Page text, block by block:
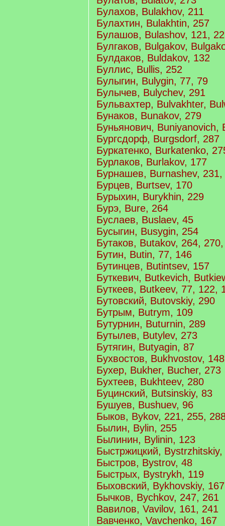
Булахов, Bulakhov, 211
Булахтин, Bulakhtin, 257
Булашов, Bulashov, 121,
Булгаков, Bulgakov,
Булдаков, Buldakov, 132
Буллис, Bullis, 252
Булыгин, Bulygin, 77, 79
Булычев, Bulychev, 291
Бульвахтер, Bulvakhter,
Бунаков, Bunakov, 279
Буньянович, Buniyanovich,
Бургсдорф, Burgsdorf, 287
Буркатенко, Burkatenko,
Бурлаков, Burlakov, 177
Бурнашев, Burnashev, 231,
Бурцев, Burtsev, 170
Бурыхин, Burykhin, 229
Бурэ, Bure, 264
Буслаев, Buslaev, 45
Бусыгин, Busygin, 254
Бутаков, Butakov, 264,
Бутин, Butin, 77, 146
Бутинцев, Butintsev, 157
Буткевич, Butkevich,
Буткеев, Butkeev, 77, 122,
Бутовский, Butovskiy, 290
Бутрым, Butrym, 109
Бутурнин, Buturnin, 289
Бутылев, Butylev, 273
Бутягин, Butyagin, 87
Бухвостов, Bukhvostov, 148
Бухер, Bukher, Bucher, 273
Бухтеев, Bukhteev, 280
Буцинский, Butsinskiy, 83
Бушуев, Bushuev, 96
Быков, Bykov, 221, 255,
Былин, Bylin, 255
Былинин, Bylinin, 123
Быстржицкий,
Быстров, Bystrov, 48
Быстрых, Bystrykh, 119
Быховский, Bykhovskiy,
Бычков, Bychkov, 247, 261
Вавилов, Vavilov, 161, 241
Вавченко, Vavchenko, 167